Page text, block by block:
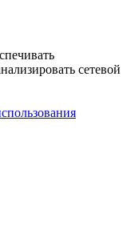
сетевой